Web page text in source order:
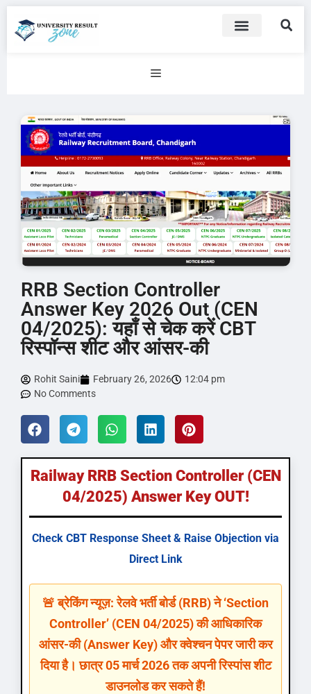
RRB Section Controller
Answer Key 2026 Out (CEN
04/2025): यहाँ से चेक करें CBT
रिस्पॉन्स शीट और आंसर-की
Rohit Saini February 26, 2026
12:04 pm
No Comments
Railway RRB Section Controller (CEN
04/2025) Answer Key OUT!
Check CBT Response Sheet & Raise Objection via
Direct Link
🚨 ब्रेकिंग न्यूज़: रेलवे भर्ती बोर्ड (RRB) ने ‘Section
Controller’ (CEN 04/2025) की आधिकारिक
आंसर-की (Answer Key) और क्वेश्चन पेपर जारी कर
दिया है। छात्र 05 मार्च 2026 तक अपनी रिस्पांस शीट
डाउनलोड कर सकते हैं!